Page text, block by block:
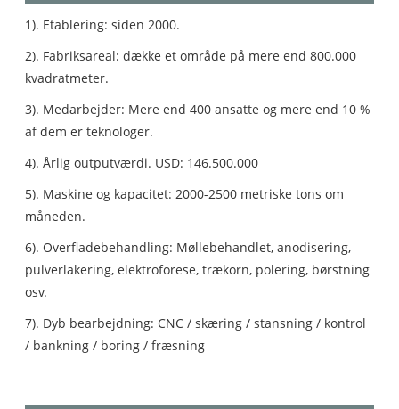
1). Etablering: siden 2000.
2). Fabriksareal: dække et område på mere end 800.000
kvadratmeter.
3). Medarbejder: Mere end 400 ansatte og mere end 10 %
af dem er teknologer.
4). Årlig outputværdi. USD: 146.500.000
5). Maskine og kapacitet: 2000-2500 metriske tons om
måneden.
6). Overfladebehandling: Møllebehandlet, anodisering,
pulverlakering, elektroforese, trækorn, polering, børstning
osv.
7). Dyb bearbejdning: CNC / skæring / stansning / kontrol
/ bankning / boring / fræsning